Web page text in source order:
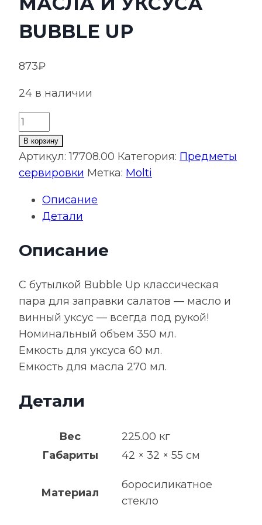
BUBBLE UP
873₽
24 в наличии
Количество
товара
Бутылка
для
уксуса
Up
В корзину
Артикул:17708.00 Категория: Предметы
сервировки Метка: Molti
Описание
Детали
Описание
С бутылкой Bubble Up классическая
пара для заправки салатов — масло и
винный уксус — всегда под рукой!
Номинальный объем 350 мл.
Емкость для уксуса 60 мл.
Емкость для масла 270 мл.
Детали
Вес
225.00 кг
Габариты
42 × 32 × 55 см
Материал
боросиликатное
стекло